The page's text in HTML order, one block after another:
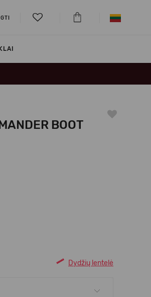
BOOT
Dydžių lentelė